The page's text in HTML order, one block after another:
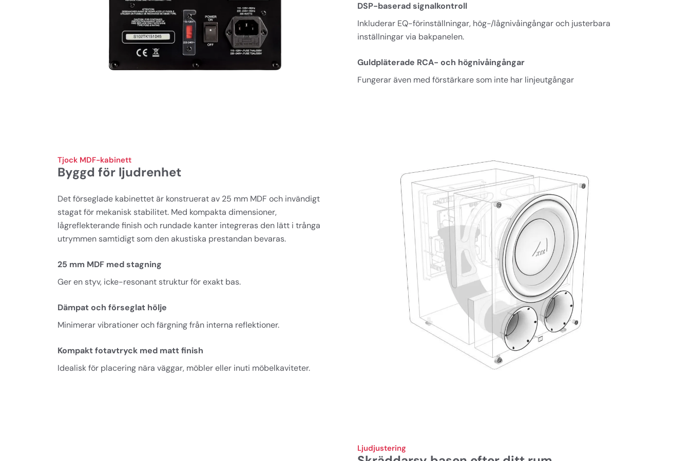
DSP-baserad signalkontroll
Inkluderar EQ-förinställningar, hög-/lågnivåingångar och justerbara
inställningar via bakpanelen.
Guldpläterade RCA- och högnivåingångar
Fungerar även med förstärkare som inte har linjeutgångar
Tjock MDF-kabinett
Byggd för ljudrenhet
Det förseglade kabinettet är konstruerat av 25 mm MDF och invändigt
stagat för mekanisk stabilitet. Med kompakta dimensioner,
lågreflekterande finish och rundade kanter integreras den lätt i trånga
utrymmen samtidigt som den akustiska prestandan bevaras.
25 mm MDF med stagning
Ger en styv, icke-resonant struktur för exakt bas.
Dämpat och förseglat hölje
Minimerar vibrationer och färgning från interna reflektioner.
Kompakt fotavtryck med matt finish
Idealisk för placering nära väggar, möbler eller inuti möbelkaviteter.
Ljudjustering